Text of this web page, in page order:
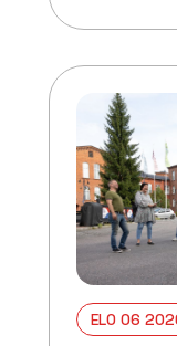
Lue lisää
ELO 06